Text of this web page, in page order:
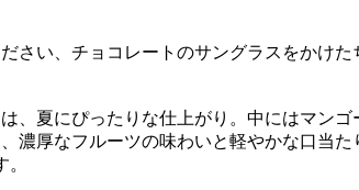
さい、チョコレートのサングラスをかけ
、夏にぴったりな仕上がり。中にはマン
濃厚なフルーツの味わいと軽やかな口当